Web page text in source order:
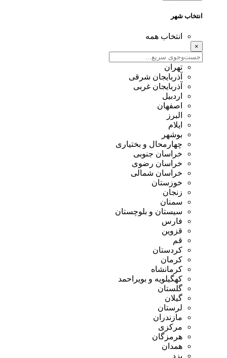
انتخاب شهر
انتخاب همه
تهران
آذربایجان شرقی
آذربایجان غربی
اردبیل
اصفهان
البرز
ایلام
بوشهر
چهارمحال و بختیاری
خراسان جنوبی
خراسان رضوی
خراسان شمالی
خوزستان
زنجان
سمنان
سیستان و بلوچستان
فارس
قزوین
قم
کردستان
کرمان
کرمانشاه
کهگیلویه و بویراحمد
گلستان
گیلان
لرستان
مازندران
مرکزی
هرمزگان
همدان
یزد